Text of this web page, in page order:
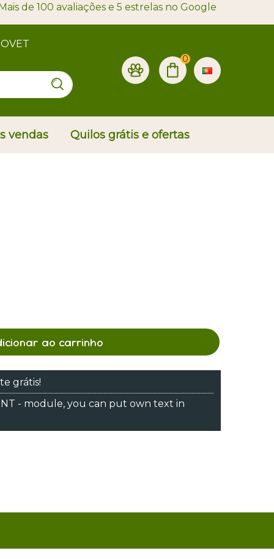
de 100 avaliações e 5 estrelas no Google
0
vendas Quilos grátis e ofertas
ao carrinho
grátis!
- module, you can put own text in